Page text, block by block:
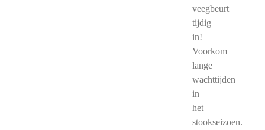
veegbeurt
tijdig
in!
Voorkom
lange
wachttijden
in
het
stookseizoen.